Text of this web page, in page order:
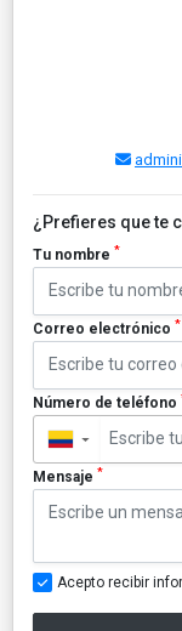
¿Prefieres que te
Tu nombre *
Correo electrónico *
Número de teléfono
▼
Mensaje *
Acepto recibir